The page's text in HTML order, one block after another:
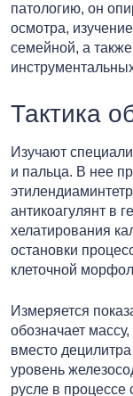
патологию, он
осмотра,
семейной, а
Тактика
Изучают
и пальца. В нее
антикоагулянт в
хелатирования
остановки
клеточной
Измеряется
обозначает
вместо
уровень
русле в